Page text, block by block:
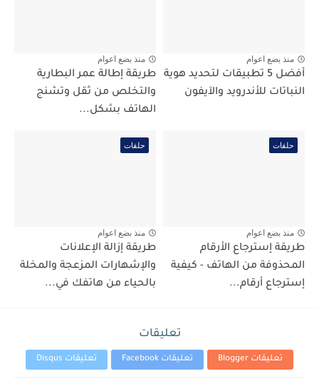
منذ بضع اعوام
أفضل 5 تطبيقات لتحديد هوية
النباتات للأندرويد والآيفون
منذ بضع اعوام
طريقة إطالة عمر البطارية
والتخلص من ثقل وتشنج
الهاتف بشكل...
حلقات
منذ بضع اعوام
طريقة إسترجاع الأرقام
المحذوفة من الهاتف - كيفية
إسترجاع أرقام...
حلقات
منذ بضع اعوام
طريقة إزالة الإعلانات
والإشهارات المزعجة والمخلة
بالحياء من هاتفك في...
تعليقات
تعليقات Blogger تعليقات Facebook تعليقات Disqus